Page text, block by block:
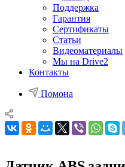
Поддержка
Гарантия
Сертификаты
Статьи
Видеоматериалы
Мы на Drive2
Контакты
Помона